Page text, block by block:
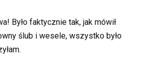
Było faktycznie tak, jak mówił
ślub i wesele, wszystko było